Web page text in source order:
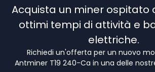
Acquista un miner ospitato
ottimi tempi di attività e
elettriche.
Richiedi un'offerta per un nuovo
Antminer T19 240-Ca in una delle